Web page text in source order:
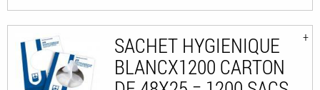
SACHET HYGIENIQUE
BLANCX1200 CARTON